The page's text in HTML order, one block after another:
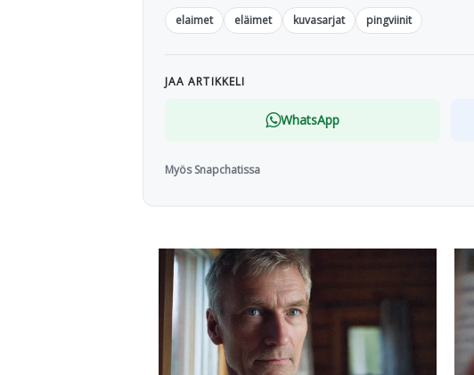
elaimet
eläimet kuvasarjat pingviinit
JAA ARTIKKELI
WhatsApp
Myös Snapchatissa